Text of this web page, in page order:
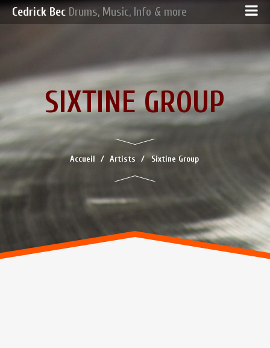
Cedrick Bec Drums, Music, Info & more
SIXTINE GROUP
Accueil Artists Sixtine Group